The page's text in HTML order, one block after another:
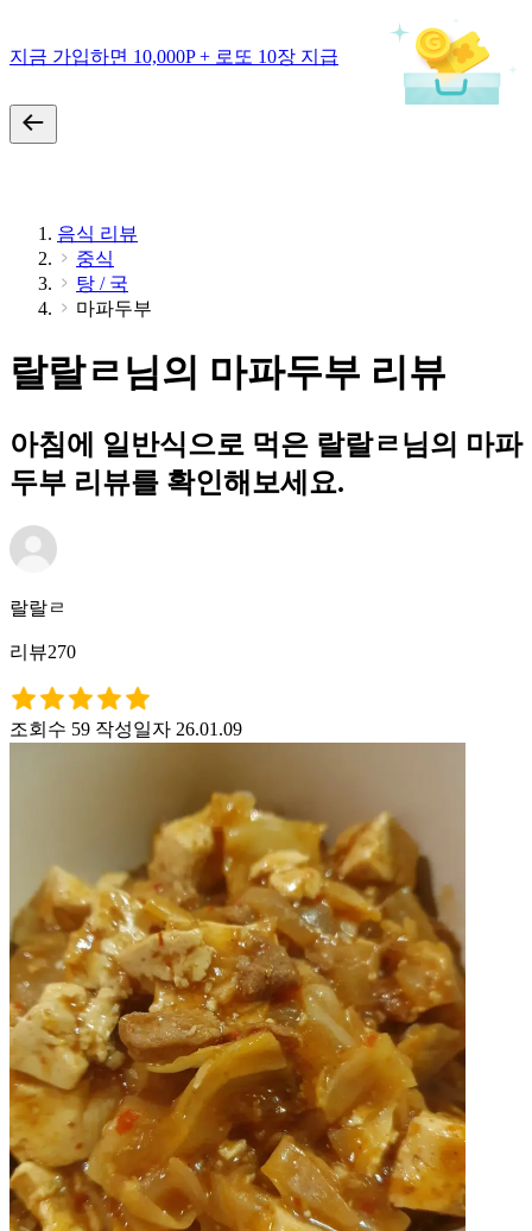
지금 가입하면 10,000P + 로또 10장 지급
음식 리뷰
중식
탕 / 국
마파두부
랄랄ㄹ님의 마파두부 리뷰
아침에 일반식으로 먹은 랄랄ㄹ님의 마파
두부 리뷰를 확인해보세요.
랄랄ㄹ
리뷰270
조회수 59 작성일자 26.01.09